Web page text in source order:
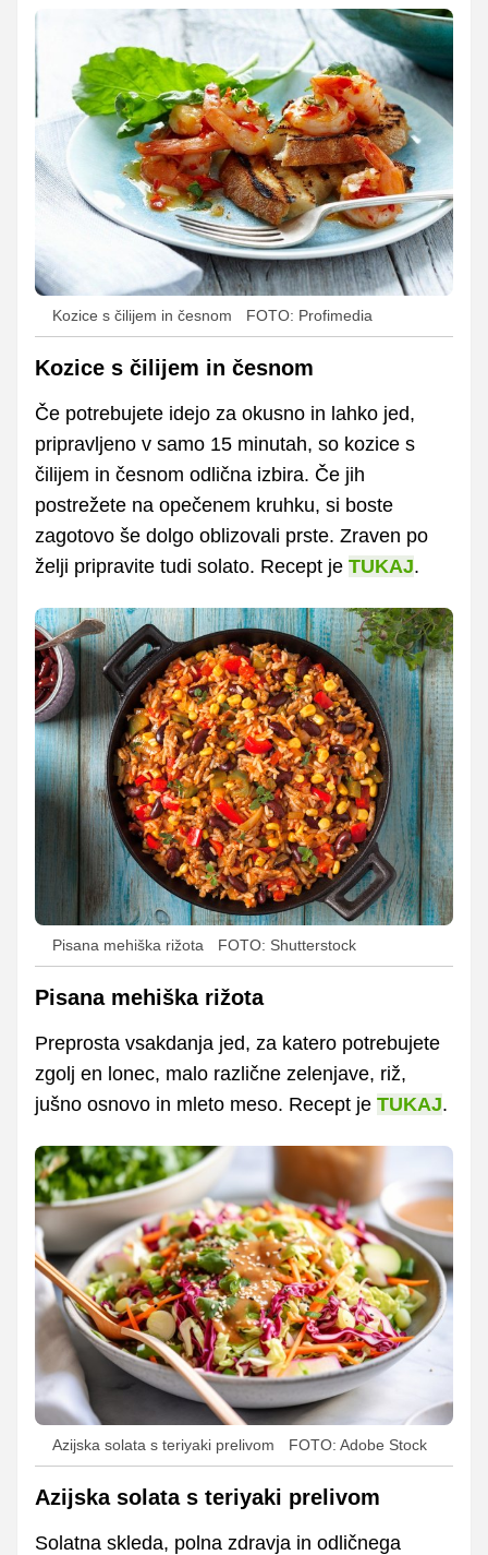
Kozice s čilijem in česnom FOTO: Profimedia
Kozice s čilijem in česnom
Če potrebujete idejo za okusno in lahko jed,
pripravljeno v samo 15 minutah, so kozice s
čilijem in česnom odlična izbira. Če jih
postrežete na opečenem kruhku, si boste
zagotovo še dolgo oblizovali prste. Zraven po
želji pripravite tudi solato. Recept je TUKAJ.
Pisana mehiška rižota FOTO: Shutterstock
Pisana mehiška rižota
Preprosta vsakdanja jed, za katero potrebujete
zgolj en lonec, malo različne zelenjave, riž,
jušno osnovo in mleto meso. Recept je TUKAJ.
Azijska solata s teriyaki prelivom FOTO: Adobe Stock
Azijska solata s teriyaki prelivom
Solatna skleda, polna zdravja in odličnega